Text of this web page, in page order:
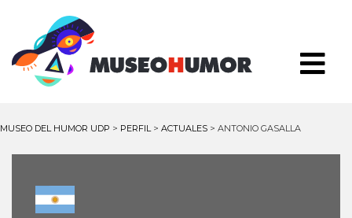
MUSEO DEL HUMOR UDP > PERFIL> ACTUALES > ANTONIO GASALLA